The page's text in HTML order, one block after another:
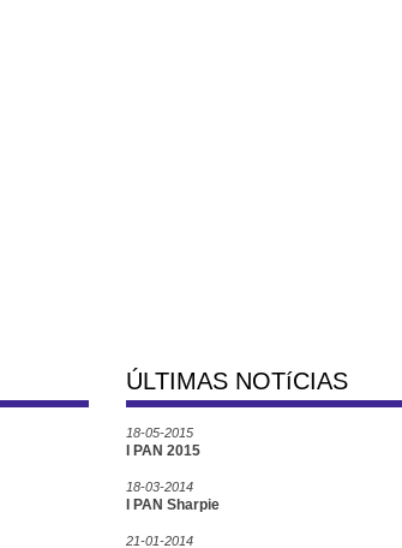
ÚLTIMAS NOTíCIAS
18-05-2015
I PAN 2015
18-03-2014
I PAN Sharpie
21-01-2014